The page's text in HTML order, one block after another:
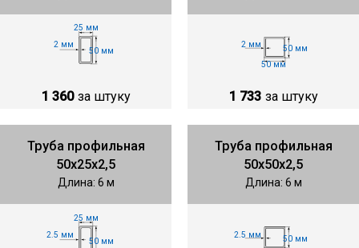
2 мм
50 мм
25 мм
1 360 за штуку
2 мм
50 мм
50 мм
1 733 за штуку
Труба профильная
50х25х2,5
Длина: 6 м
2.5 мм
50 мм
25 мм
Труба профильная
50х50х2,5
Длина: 6 м
2.5 мм
50 мм